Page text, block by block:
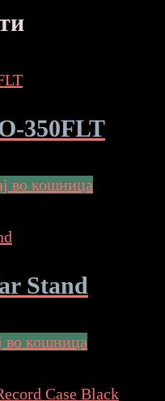
350FLT
во кошница
Stand
во кошница